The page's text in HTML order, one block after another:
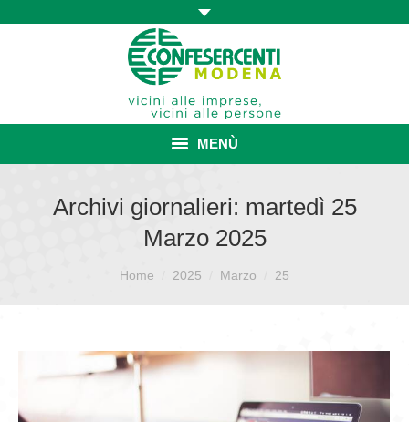
MENÙ
ASSOCIAZIONE
ISCRIZIONE E VANTAGGI
CATEGORIE SINDACALI
Archivi giornalieri: martedì 25
Marzo 2025
Home 2025 Marzo 25